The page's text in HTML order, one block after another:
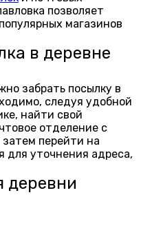
позволяет
магазинов
в деревне
забрать посылку в
следуя удобной
найти свой
отделение с
перейти на
для уточнения адреса,
деревни